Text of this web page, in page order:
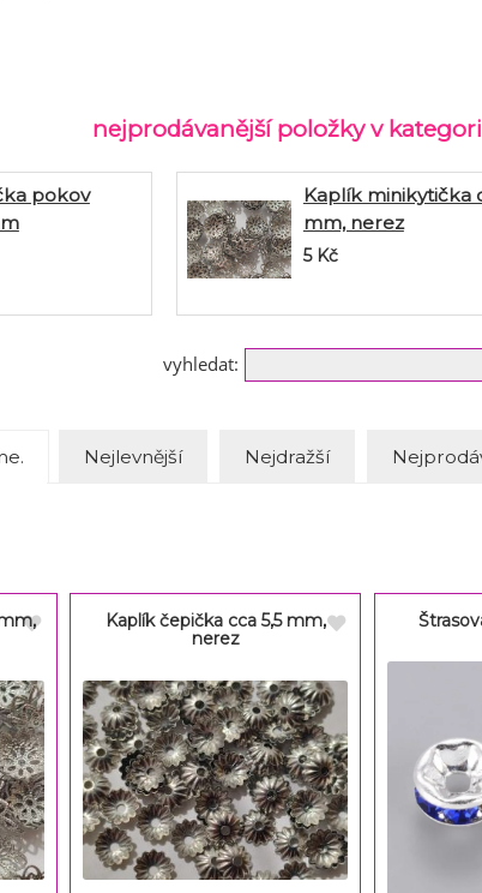
nejprodávanější položky v
pokov
Kaplík minikytička
mm, nerez
5 Kč
vyhledat:
Nejlevnější Nejdražší
Kaplík čepička cca 5,5 mm,
nerez